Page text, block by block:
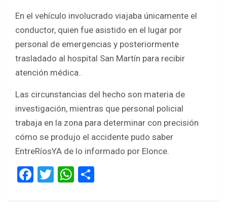
En el vehículo involucrado viajaba únicamente el
conductor, quien fue asistido en el lugar por
personal de emergencias y posteriormente
trasladado al hospital San Martín para recibir
atención médica..
Las circunstancias del hecho son materia de
investigación, mientras que personal policial
trabaja en la zona para determinar con precisión
cómo se produjo el accidente pudo saber
EntreRíosYA de lo informado por Elonce.
F
ce
T
tt
W
at ar